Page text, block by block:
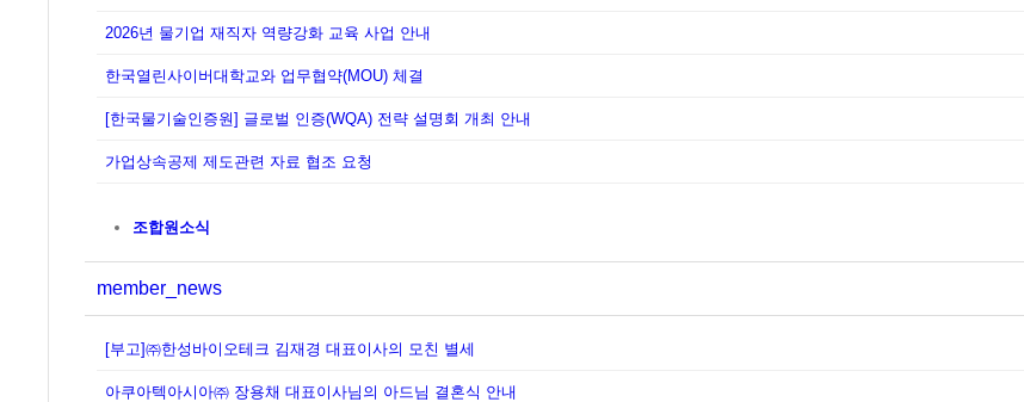
2026년 물기업 재직자 역량강화 교육 사업 안내
한국열린사이버대학교와 업무협약(MOU) 체결
[한국물기술인증원] 글로벌 인증(WQA) 전략 설명회 개최 안내
가업상속공제 제도관련 자료 협조 요청
조합원소식
member_news
[부고]㈜한성바이오테크 김재경 대표이사의 모친 별세
아쿠아텍아시아㈜ 장용채 대표이사님의 아드님 결혼식 안내